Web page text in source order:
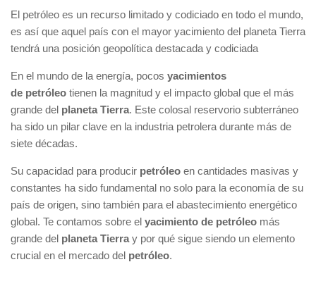
El petróleo es un recurso limitado y codiciado en todo el mundo,
es así que aquel país con el mayor yacimiento del planeta Tierra
tendrá una posición geopolítica destacada y codiciada
En el mundo de la energía, pocos yacimientos
de petróleo tienen la magnitud y el impacto global que el más
grande del planeta Tierra. Este colosal reservorio subterráneo
ha sido un pilar clave en la industria petrolera durante más de
siete décadas.
Su capacidad para producir petróleo en cantidades masivas y
constantes ha sido fundamental no solo para la economía de su
país de origen, sino también para el abastecimiento energético
global. Te contamos sobre el yacimiento de petróleo más
grande del planeta Tierra y por qué sigue siendo un elemento
crucial en el mercado del petróleo.